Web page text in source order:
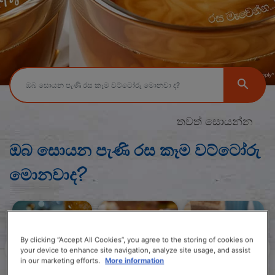
තවත් සොයන්න
ඔබ සොයන පැණි රස කෑම වට්ටෝරු
මොනවාද?
By clicking “Accept All Cookies”, you agree to the storing of cookies on
your device to enhance site navigation, analyze site usage, and assist
in our marketing efforts. More information